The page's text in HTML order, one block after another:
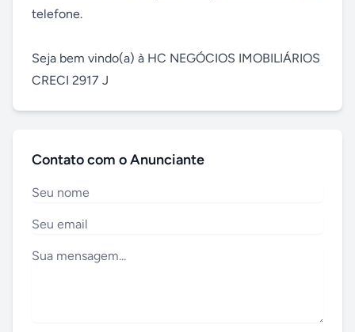
telefone.
Seja bem vindo(a) à HC NEGÓCIOS IMOBILIÁRIOS
CRECI 2917 J
Contato com o Anunciante